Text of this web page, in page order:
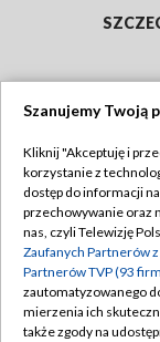
Abonament
Emisja w TVP
Centrum
Naziemna
Szanujemy Twoją
Kliknij "Akceptuję i
korzystanie z
dostęp do informacji
przechowywanie oraz
nas, czyli Telewizję
Zaufanych Partnerów
Partnerów TVP (93
zautomatyzowanego
mierzenia ich
także zgody na